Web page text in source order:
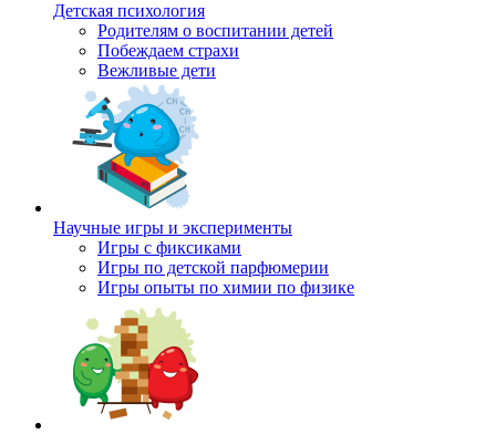
Детская психология
Родителям о воспитании детей
Побеждаем страхи
Вежливые дети
Научные игры и эксперименты
Игры с фиксиками
Игры по детской парфюмерии
Игры опыты по химии по физике